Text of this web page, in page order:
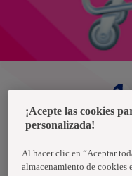
¡Acepte las cookies
personalizada!
Al hacer clic en “Aceptar
almacenamiento de cookies